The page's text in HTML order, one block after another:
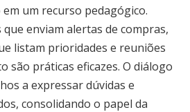
um recurso pedagógico.
enviam alertas de compras,
listam prioridades e reuniões
são práticas eficazes. O diálogo
a expressar dúvidas e
consolidando o papel da